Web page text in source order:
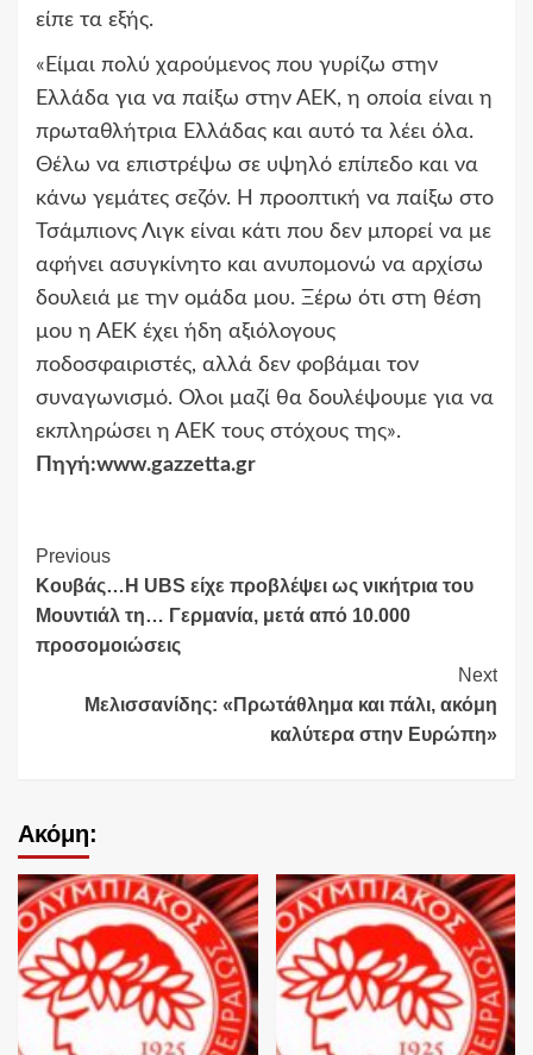
είπε τα εξής.
«Είμαι πολύ χαρούμενος που γυρίζω στην
Ελλάδα για να παίξω στην ΑΕΚ, η οποία είναι η
πρωταθλήτρια Ελλάδας και αυτό τα λέει όλα.
Θέλω να επιστρέψω σε υψηλό επίπεδο και να
κάνω γεμάτες σεζόν. Η προοπτική να παίξω στο
Τσάμπιονς Λιγκ είναι κάτι που δεν μπορεί να με
αφήνει ασυγκίνητο και ανυπομονώ να αρχίσω
δουλειά με την ομάδα μου. Ξέρω ότι στη θέση
μου η ΑΕΚ έχει ήδη αξιόλογους
ποδοσφαιριστές, αλλά δεν φοβάμαι τον
συναγωνισμό. Ολοι μαζί θα δουλέψουμε για να
εκπληρώσει η ΑΕΚ τους στόχους της».
Πηγή:www.gazzetta.gr
Continue
Reading
Previous
Κουβάς…Η UBS είχε προβλέψει ως νικήτρια του
Μουντιάλ τη… Γερμανία, μετά από 10.000
προσομοιώσεις
Next
Μελισσανίδης: «Πρωτάθλημα και πάλι, ακόμη
καλύτερα στην Ευρώπη»
Ακόμη: